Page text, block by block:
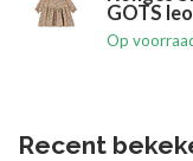
GOTS leo
Op
Recent